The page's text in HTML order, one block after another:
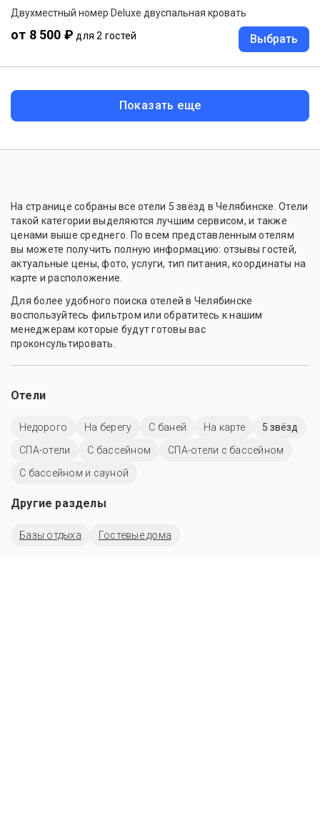
Двухместный номер Deluxe двуспальная кровать
от 8 500 ₽ для 2 гостей Выбрать
Показать еще
На странице собраны все отели 5 звёзд в Челябинске. Отели
такой категории выделяются лучшим сервисом, и также
ценами выше среднего. По всем представленным отелям
вы можете получить полную информацию: отзывы гостей,
актуальные цены, фото, услуги, тип питания, координаты на
карте и расположение.
Для более удобного поиска отелей в Челябинске
воспользуйтесь фильтром или обратитесь к нашим
менеджерам которые будут готовы вас
проконсультировать.
Отели
Недорого На берегу С баней На карте
5 звёзд
СПА-отели
C бассейном
СПА-отели с бассейном
С бассейном и сауной
Другие разделы
Базы отдыха Гостевые дома